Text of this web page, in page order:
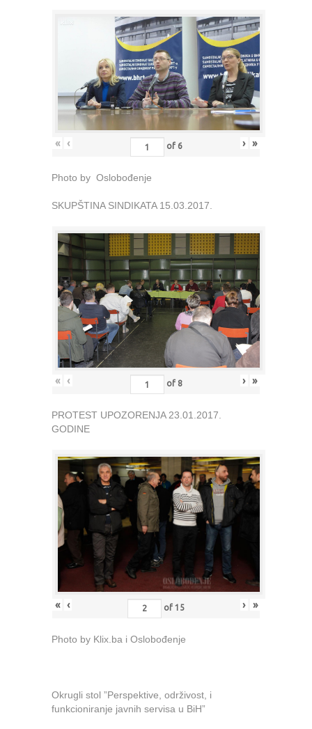
« ‹ of 6 › »
Photo by Oslobođenje
SKUPŠTINA SINDIKATA 15.03.2017.
« ‹ of 8 › »
PROTEST UPOZORENJA 23.01.2017.
GODINE
« ‹ of 15 › »
Photo by Klix.ba i Oslobođenje
Okrugli stol ”Perspektive, održivost, i
funkcioniranje javnih servisa u BiH”